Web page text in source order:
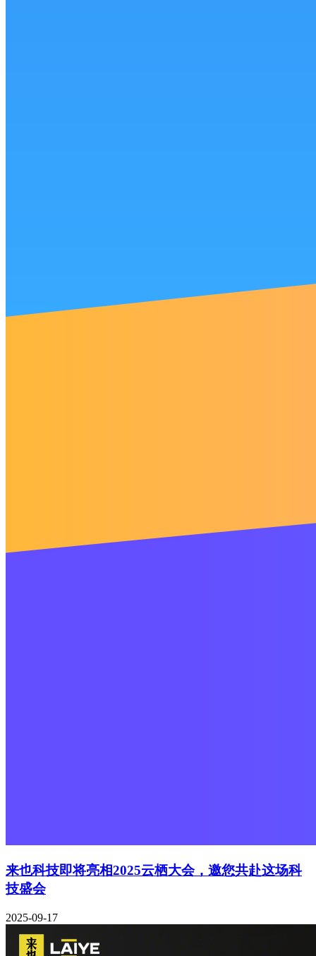
来也科技即将亮相2025云栖大会，邀您共赴这场科
技盛会
2025-09-17